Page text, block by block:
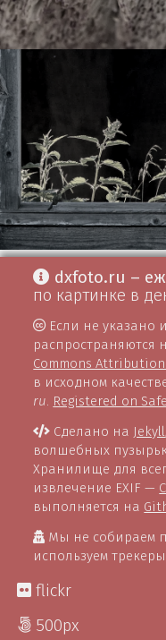
dxfoto.ru –
по картинке в
Если не указано
распространяются
Commons Attribution
в исходном
ru. Registered on
Сделано на Jekyll,
волшебных
Хранилище для
извлечение EXIF —
выполняется на
Мы не собираем
используем
flickr
500px